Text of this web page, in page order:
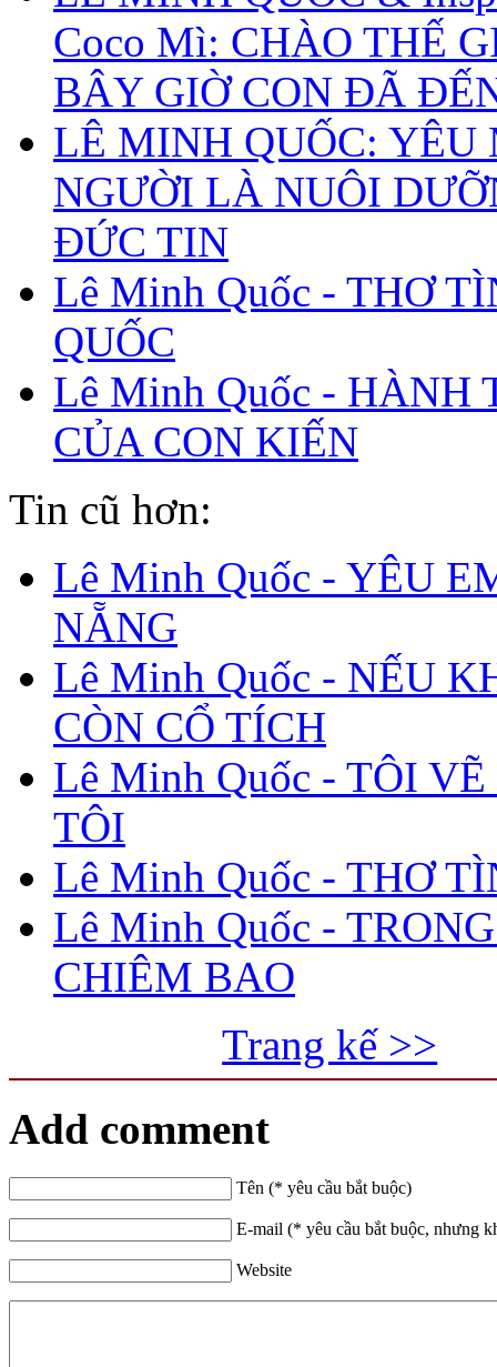
Coco Mì: CHÀO THẾ
BÂY GIỜ CON ĐÃ
LÊ MINH QUỐC: YÊU
NGƯỜI LÀ NUÔI
ĐỨC TIN
Lê Minh Quốc - THƠ
QUỐC
Lê Minh Quốc - HÀNH
CỦA CON KIẾN
Tin cũ hơn:
Lê Minh Quốc - YÊU
NẴNG
Lê Minh Quốc - NẾU
CÒN CỔ TÍCH
Lê Minh Quốc - TÔI
TÔI
Lê Minh Quốc - THƠ
Lê Minh Quốc -
CHIÊM BAO
Trang kế >>
Add comment
Tên (* yêu cầu bắt buộc)
E-mail (* yêu cầu bắt buộc, nhưng
Website